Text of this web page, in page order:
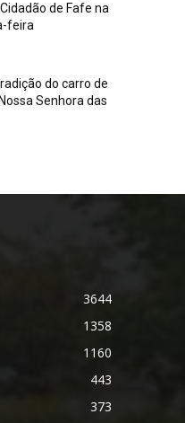
de Fafe na
feira
do carro de
Senhora das
3644
1358
1160
443
373